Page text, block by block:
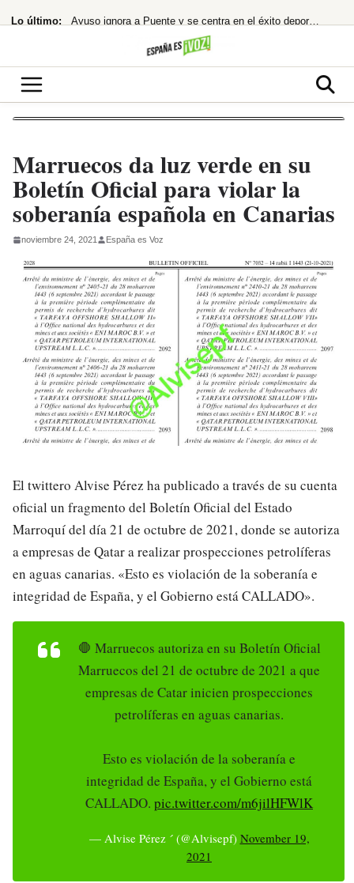
al Lo último: Ayuso ignora a Puente y se centra en el éxito deportivo: la estrategia
¡BOMBAZO! El Senado confirma a Todd Blanche, abogado de Trump, como Fiscal
Marruecos da luz verde en su
Boletín Oficial para violar la
soberanía española en Canarias
noviembre 24, 2021 España es Voz
El twittero Alvise Pérez ha publicado a través de su cuenta
oficial un fragmento del Boletín Oficial del Estado
Marroquí del día 21 de octubre de 2021, donde se autoriza
a empresas de Qatar a realizar prospecciones petrolíferas
en aguas canarias. «Esto es violación de la soberanía e
integridad de España, y el Gobierno está CALLADO».
🛑 Marruecos autoriza en su Boletín Oficial
Marruecos del 21 de octubre de 2021 a que
empresas de Catar inicien prospecciones
petrolíferas en aguas canarias.
Esto es violación de la soberanía e
integridad de España, y el Gobierno está
CALLADO. pic.twitter.com/m6jilHFWlK
— Alvise Pérez  (@Alvisepf) November 19,
2021